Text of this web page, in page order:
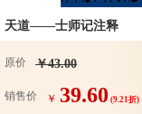
天道——士师记注释
原价 ￥43.00
销售价 ￥ 39.60 (9.21折)